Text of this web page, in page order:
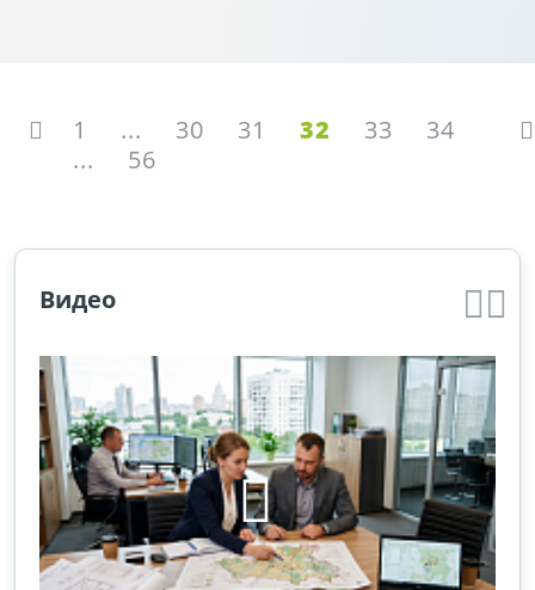
1 ... 30 31 32 33
34
...
56
Видео